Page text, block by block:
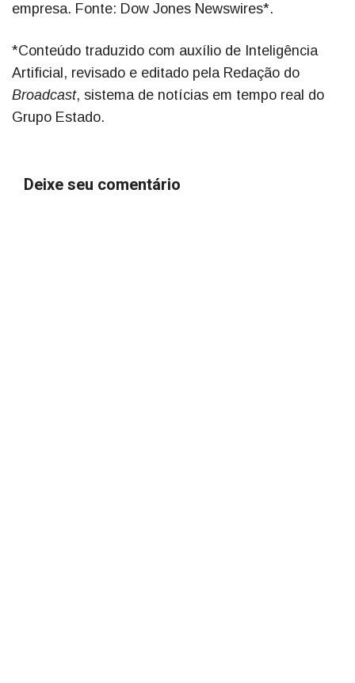
empresa. Fonte: Dow Jones Newswires*.
*Conteúdo traduzido com auxílio de Inteligência
Artificial, revisado e editado pela Redação do
Broadcast, sistema de notícias em tempo real do
Grupo Estado.
Deixe seu comentário